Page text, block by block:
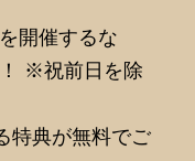
開催するな
※祝前日を除
特典が無料でご